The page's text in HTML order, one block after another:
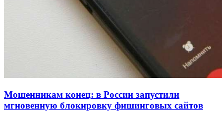
Фестиваль #ТриЧетыре в Волгограде пройдёт
11–13 сентября в рамках Года единства народов
Мошенникам конец: в России запустили
мгновенную блокировку фишинговых сайтов